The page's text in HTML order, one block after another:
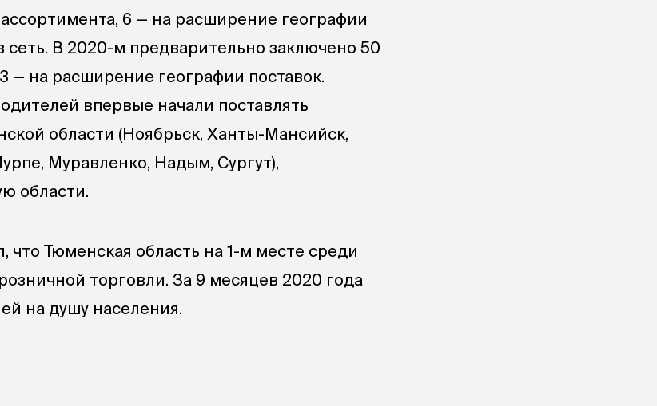
6 — на расширение географии
В 2020-м предварительно заключено 50
— на расширение географии поставок.
впервые начали поставлять
области (Ноябрьск, Ханты-Мансийск,
Муравленко, Надым, Сургут),
области.
что Тюменская область на 1-м месте среди
торговли. За 9 месяцев 2020 года
на душу населения.